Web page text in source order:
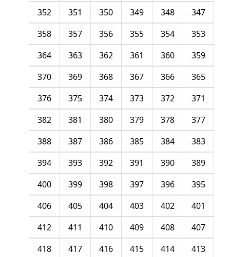
347
348
349
350
351
352
353
354
355
356
357
358
359
360
361
362
363
364
365
366
367
368
369
370
371
372
373
374
375
376
377
378
379
380
381
382
383
384
385
386
387
388
389
390
391
392
393
394
395
396
397
398
399
400
401
402
403
404
405
406
407
408
409
410
411
412
413
414
415
416
417
418